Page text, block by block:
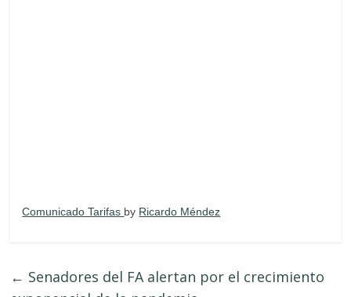
Comunicado Tarifas by Ricardo Méndez
← Senadores del FA alertan por el crecimiento